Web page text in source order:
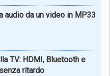
audio da un video in MP33
TV: HDMI, Bluetooth e
ritardo